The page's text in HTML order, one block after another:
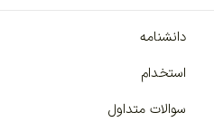
دانشنامه
استخدام
سوالات متداول